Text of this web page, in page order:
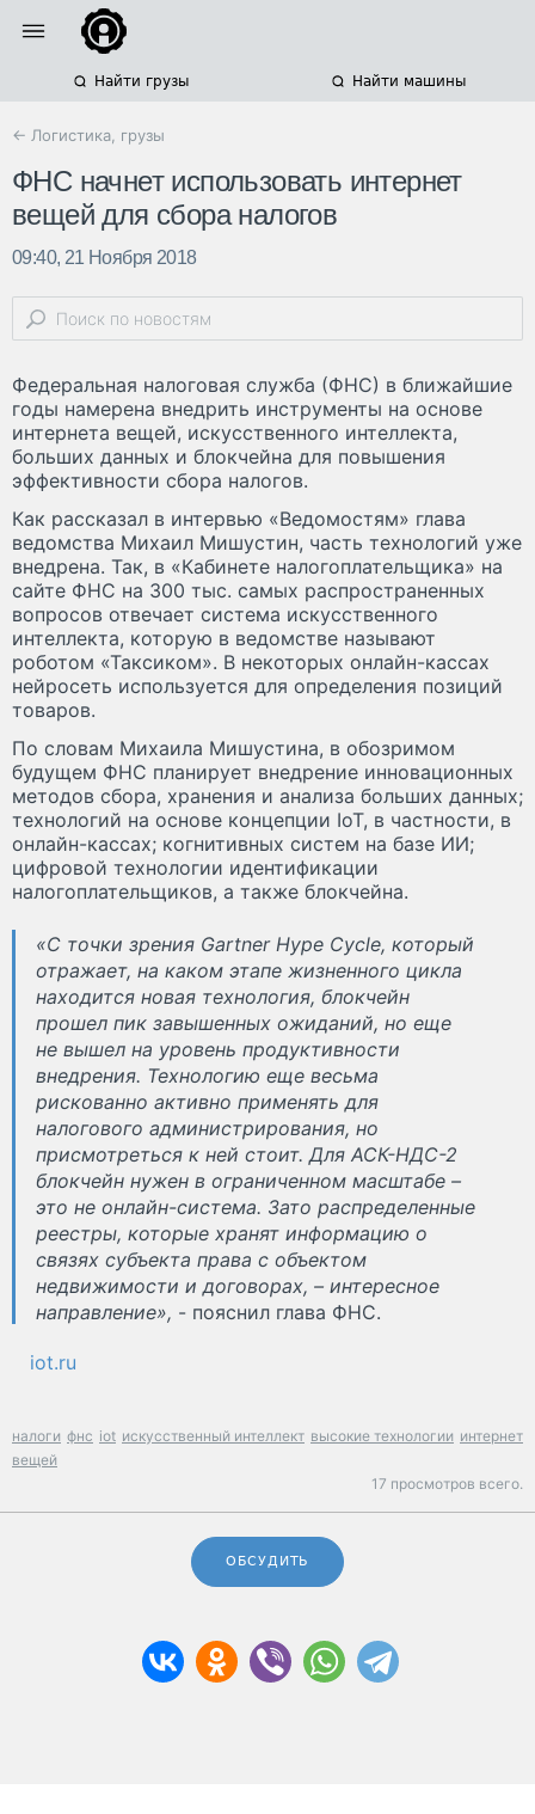
Найти грузы Найти машины
← Логистика, грузы
ФНС начнет использовать интернет
вещей для сбора налогов
09:40, 21 Ноября 2018
Федеральная налоговая служба (ФНС) в ближайшие
годы намерена внедрить инструменты на основе
интернета вещей, искусственного интеллекта,
больших данных и блокчейна для повышения
эффективности сбора налогов.
Как рассказал в интервью «Ведомостям» глава
ведомства Михаил Мишустин, часть технологий уже
внедрена. Так, в «Кабинете налогоплательщика» на
сайте ФНС на 300 тыс. самых распространенных
вопросов отвечает система искусственного
интеллекта, которую в ведомстве называют
роботом «Таксиком». В некоторых онлайн-кассах
нейросеть используется для определения позиций
товаров.
По словам Михаила Мишустина, в обозримом
будущем ФНС планирует внедрение инновационных
методов сбора, хранения и анализа больших данных;
технологий на основе концепции IoT, в частности, в
онлайн-кассах; когнитивных систем на базе ИИ;
цифровой технологии идентификации
налогоплательщиков, а также блокчейна.
«С точки зрения Gartner Hype Cycle, который
отражает, на каком этапе жизненного цикла
находится новая технология, блокчейн
прошел пик завышенных ожиданий, но еще
не вышел на уровень продуктивности
внедрения. Технологию еще весьма
рискованно активно применять для
налогового администрирования, но
присмотреться к ней стоит. Для АСК-НДС-2
блокчейн нужен в ограниченном масштабе –
это не онлайн-система. Зато распределенные
реестры, которые хранят информацию о
связях субъекта права с объектом
недвижимости и договорах, – интересное
направление», - пояснил глава ФНС.
iot.ru
налоги фнс iot искусственный интеллект высокие технологии интернет
вещей
17 просмотров всего.
ОБСУДИТЬ